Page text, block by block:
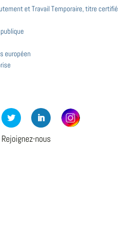
et Travail Temporaire, titre certifié
européen
Rejoignez-nous